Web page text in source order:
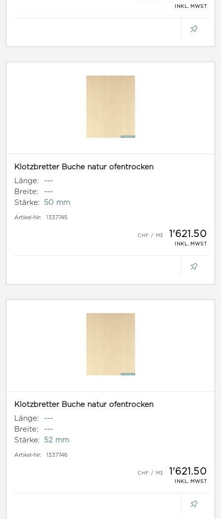
INKL. MWST
Klotzbretter Buche natur ofentrocken
Länge:
---
Breite:
---
Stärke:
50 mm
Artikel-Nr: 1337745
1'621.50
INKL. MWST
Klotzbretter Buche natur ofentrocken
Länge:
---
Breite:
---
Stärke:
52 mm
Artikel-Nr: 1337746
1'621.50
INKL. MWST